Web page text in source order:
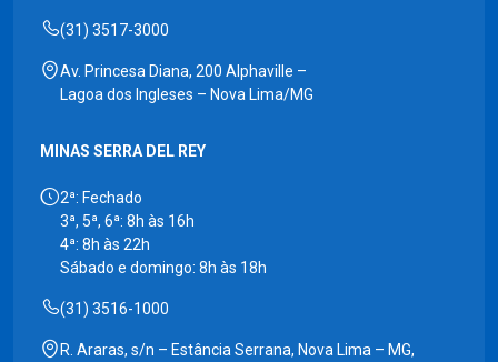
(31) 3517-3000
Av. Princesa Diana, 200 Alphaville –
Lagoa dos Ingleses – Nova Lima/MG
MINAS SERRA DEL REY
2ª: Fechado
3ª, 5ª, 6ª: 8h às 16h
4ª: 8h às 22h
Sábado e domingo: 8h às 18h
(31) 3516-1000
R. Araras, s/n – Estância Serrana, Nova Lima – MG,